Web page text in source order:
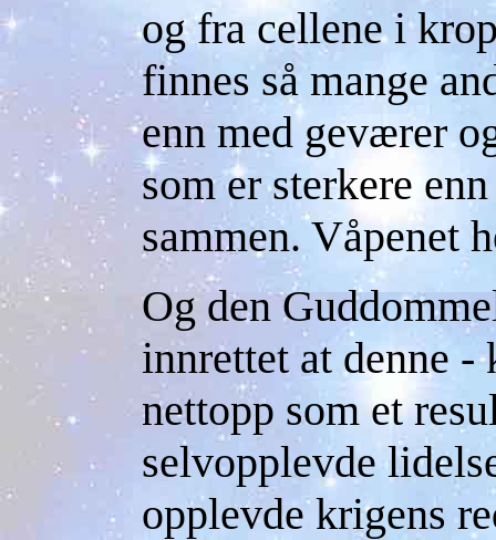
og fra cellene i
finnes så mange
enn med geværer
som er sterkere
sammen. Våpenet
Og den
innrettet at denne
nettopp som et
selvopplevde
opplevde krigens